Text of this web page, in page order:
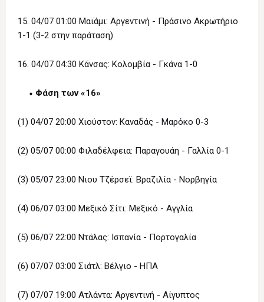
15. 04/07 01:00 Μαϊάμι: Αργεντινή - Πράσινο Ακρωτήριο
1-1 (3-2 στην παράταση)
16. 04/07 04:30 Κάνσας: Κολομβία - Γκάνα 1-0
Φάση των «16»
(1) 04/07 20:00 Χιούστον: Καναδάς - Μαρόκο 0-3
(2) 05/07 00:00 Φιλαδέλφεια: Παραγουάη - Γαλλία 0-1
(3) 05/07 23:00 Νιου Τζέρσεϊ: Βραζιλία - Νορβηγία
(4) 06/07 03:00 Μεξικό Σίτι: Μεξικό - Αγγλία
(5) 06/07 22:00 Ντάλας: Ισπανία - Πορτογαλία
(6) 07/07 03:00 Σιάτλ: Βέλγιο - ΗΠΑ
(7) 07/07 19:00 Ατλάντα: Αργεντινή - Αίγυπτος